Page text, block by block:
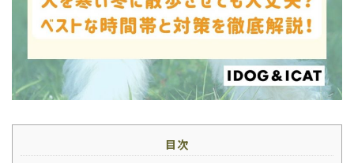
目次